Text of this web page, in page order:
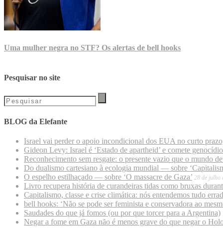
Uma mulher negra no STF? Os alertas de bell hooks
Pesquisar no site
BLOG da Elefante
Israel vai perder o apoio incondicional dos EUA no curto
Gideon Levy: Israel é ‘Estado de apartheid’ e comete
Reconhecimento sem resgate: o presente vazio que o mundo
Do dualismo cartesiano à ecologia mundial — sobre
O espelho estilhaçado — sobre ‘O massacre de Gaza’ 28 de julho
Livro recupera história de curandeiras tidas como bruxas
Capitalismo, classe e crise climática: nós entendemos tudo
bell hooks: ‘Não se pode ser feminista e conservadora ao
Saudades do que já fomos (ou por que torcer para a Argentina)
Negar a fome em Gaza não é menos grave do que negar o